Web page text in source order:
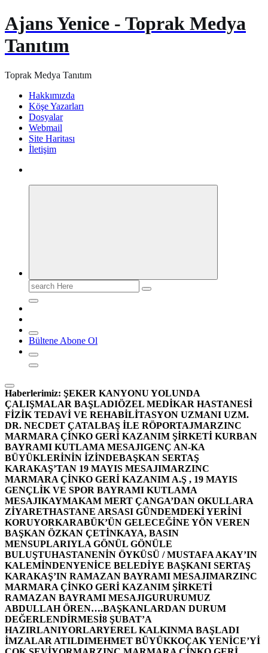
Ajans Yenice - Toprak Medya
Tanıtım
Toprak Medya Tanıtım
Hakkımızda
Köşe Yazarları
Dosyalar
Webmail
Site Haritası
İletişim
Search
for:
Bültene Abone Ol
Haberlerimiz: ŞEKER KANYONU YOLUNDA
ÇALIŞMALAR BAŞLADIÖZEL MEDİKAR HASTANESİ
FİZİK TEDAVİ VE REHABİLİTASYON UZMANI UZM.
DR. NECDET ÇATALBAŞ İLE RÖPORTAJMARZINC
MARMARA ÇİNKO GERİ KAZANIM ŞİRKETİ KURBAN
BAYRAMI KUTLAMA MESAJIGENÇ AN-KA
BÜYÜKLERİNİN İZİNDEBAŞKAN SERTAŞ
KARAKAŞ’TAN 19 MAYIS MESAJIMARZINC
MARMARA ÇİNKO GERİ KAZANIM A.Ş , 19 MAYIS
GENÇLİK VE SPOR BAYRAMI KUTLAMA
MESAJIKAYMAKAM MERT ÇANGA’DAN OKULLARA
ZİYARETHASTANE ARSASI GÜNDEMDEKİ YERİNİ
KORUYORKARABÜK’ÜN GELECEĞİNE YÖN VEREN
BAŞKAN ÖZKAN ÇETİNKAYA, BASIN
MENSUPLARIYLA GÖNÜL GÖNÜLE
BULUŞTUHASTANENİN ÖYKÜSÜ / MUSTAFA AKAY’IN
KALEMİNDENYENİCE BELEDİYE BAŞKANI SERTAŞ
KARAKAŞ’IN RAMAZAN BAYRAMI MESAJIMARZINC
MARMARA ÇİNKO GERİ KAZANIM ŞİRKETİ
RAMAZAN BAYRAMI MESAJIGURURUMUZ
ABDULLAH ÖREN….BAŞKANLARDAN DURUM
DEĞERLENDİRMESİ8 ŞUBAT’A
HAZIRLANIYORLARYEREL KALKINMA BAŞLADI
İMZALAR ATILDIMEHMET BÜYÜKKOÇAK YENİCE’Yİ